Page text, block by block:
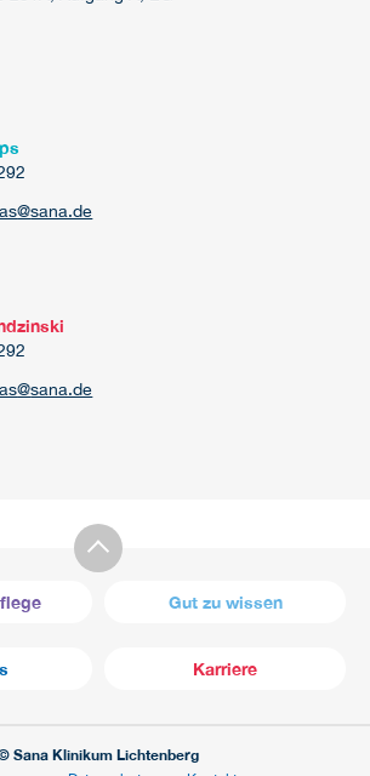
@sana.de
@sana.de
Gut zu wissen
Karriere
Sana Klinikum Lichtenberg